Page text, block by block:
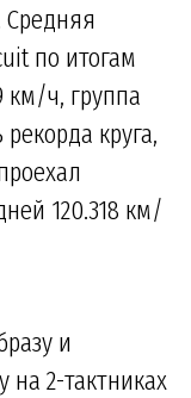
Средняя
по итогам
км/ч, группа
круга,
120.318 км/
и
на 2-тактниках